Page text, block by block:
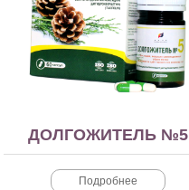
ДОЛГОЖИТЕЛЬ №5
Подробнее